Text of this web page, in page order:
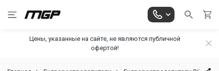
Цены, указанные на сайте, не являются публичной
офертой!